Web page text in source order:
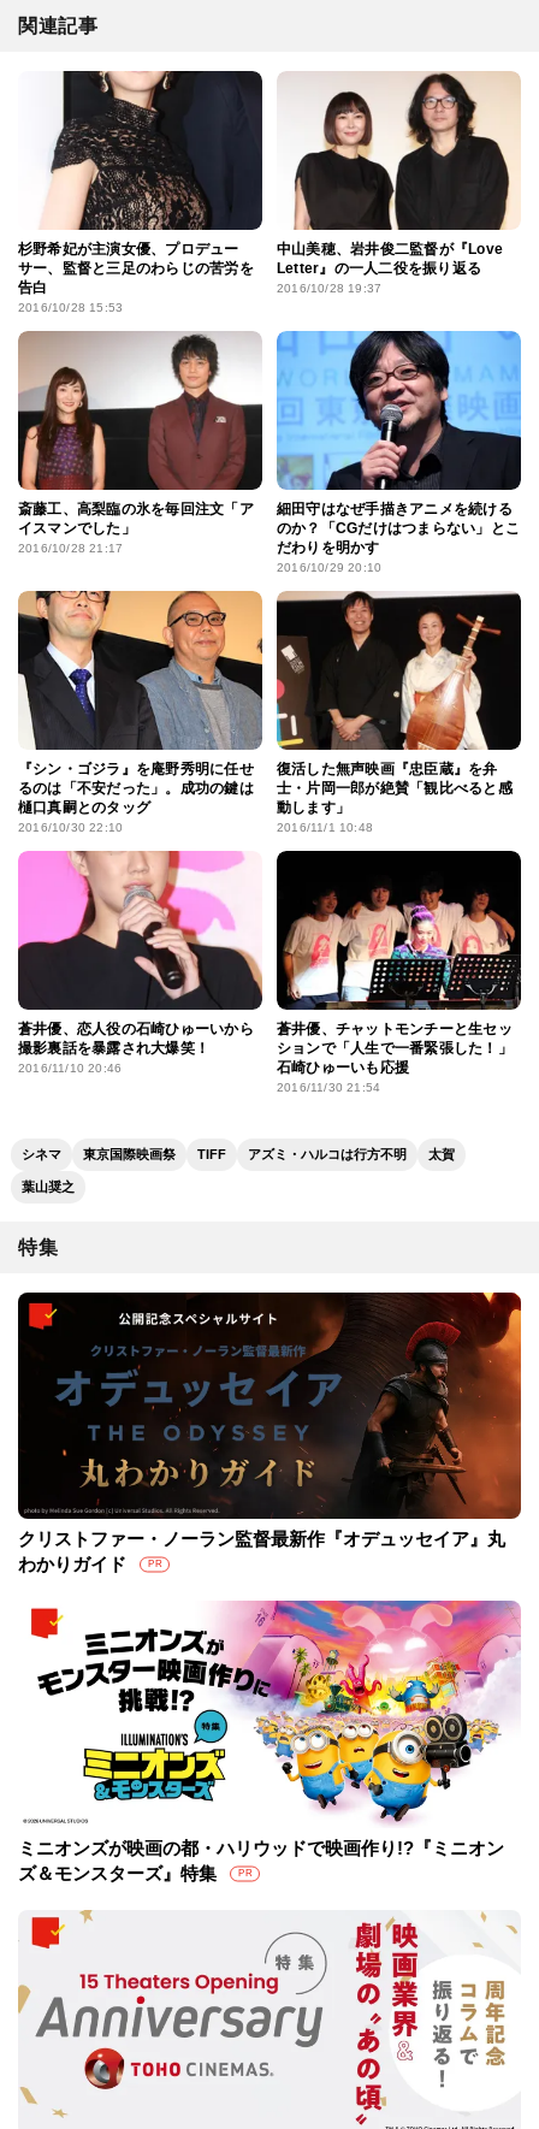
関連記事
杉野希妃が主演女優、プロデュー
サー、監督と三足のわらじの苦労を
告白
2016/10/28 15:53
中山美穂、岩井俊二監督が『Love
Letter』の一人二役を振り返る
2016/10/28 19:37
斎藤工、高梨臨の氷を毎回注文「ア
イスマンでした」
2016/10/28 21:17
細田守はなぜ手描きアニメを続ける
のか？「CGだけはつまらない」とこ
だわりを明かす
2016/10/29 20:10
『シン・ゴジラ』を庵野秀明に任せ
るのは「不安だった」。成功の鍵は
樋口真嗣とのタッグ
2016/10/30 22:10
復活した無声映画『忠臣蔵』を弁
士・片岡一郎が絶賛「観比べると感
動します」
2016/11/1 10:48
蒼井優、恋人役の石崎ひゅーいから
撮影裏話を暴露され大爆笑！
2016/11/10 20:46
蒼井優、チャットモンチーと生セッ
ションで「人生で一番緊張した！」
石崎ひゅーいも応援
2016/11/30 21:54
シネマ 東京国際映画祭 TIFF アズミ・ハルコは行方不明 太賀
葉山奨之
特集
クリストファー・ノーラン監督最新作『オデュッセイア』丸
わかりガイド
PR
ミニオンズが映画の都・ハリウッドで映画作り!?『ミニオン
ズ＆モンスターズ』特集
PR